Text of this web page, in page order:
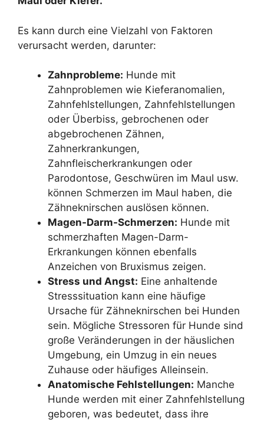
Es kann durch eine Vielzahl von Faktoren
verursacht werden, darunter:
Zahnprobleme: Hunde mit
Zahnproblemen wie Kieferanomalien,
Zahnfehlstellungen, Zahnfehlstellungen
oder Überbiss, gebrochenen oder
abgebrochenen Zähnen,
Zahnerkrankungen,
Zahnfleischerkrankungen oder
Parodontose, Geschwüren im Maul usw.
können Schmerzen im Maul haben, die
Zähneknirschen auslösen können.
Magen-Darm-Schmerzen: Hunde mit
schmerzhaften Magen-Darm-
Erkrankungen können ebenfalls
Anzeichen von Bruxismus zeigen.
Stress und Angst: Eine anhaltende
Stresssituation kann eine häufige
Ursache für Zähneknirschen bei Hunden
sein. Mögliche Stressoren für Hunde sind
große Veränderungen in der häuslichen
Umgebung, ein Umzug in ein neues
Zuhause oder häufiges Alleinsein.
Anatomische Fehlstellungen: Manche
Hunde werden mit einer Zahnfehlstellung
geboren, was bedeutet, dass ihre